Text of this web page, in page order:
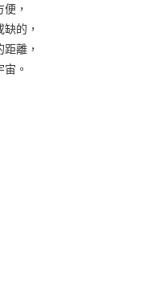
，將跳轉至「AFTEE先享後付」
可完成結帳。
訊。
訊中的連結，可透過四大超商／
視為交易完成。
結帳頁面顯示為準，若有關於
疑問，請聯繫「AFTEE先享後付
AFTEE先享後付」服務完成之交
，並將交易相關給付款項請求債
址：
或監護人之同意方可使用
費
費
，
的，
離，
。